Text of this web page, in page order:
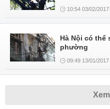
10:54 03/02/2017
Hà Nội có thể
phường
09:49 13/01/2017